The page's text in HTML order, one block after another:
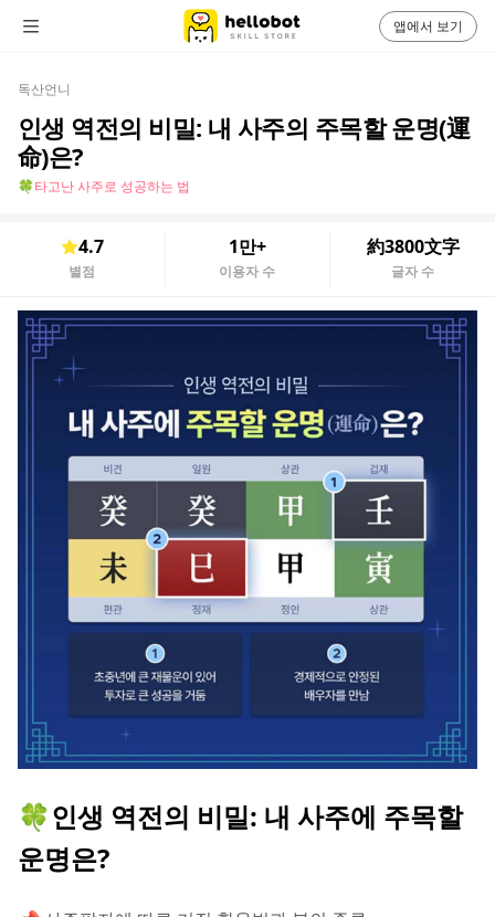
독산언니
인생 역전의 비밀: 내 사주의 주목할 운명(運
命)은?
🍀타고난 사주로 성공하는 법
4.7
별점
1만+
이용자 수
約3800文字
글자 수
🍀인생 역전의 비밀: 내 사주에 주목할
운명은?
앱에서 보기